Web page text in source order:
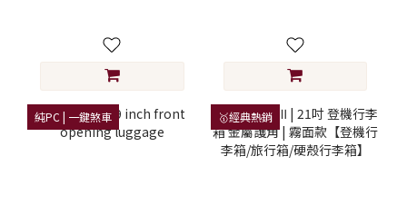
純PC | 一鍵煞車 🥇經典熱銷